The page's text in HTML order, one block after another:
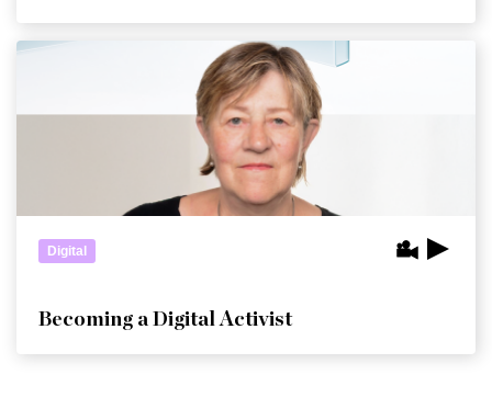
Digital
Becoming a Digital Activist